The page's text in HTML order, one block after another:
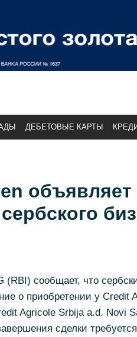
ДЕБЕТОВЫЕ КАРТЫ
объявляет
(RBI) сообщает, что
о приобретении у Credit
Agricole Srbija a.d. Novi
сделки